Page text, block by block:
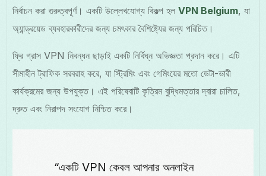
নির্বাচন করা গুরুত্বপূর্ণ। একটি উল্লেখযোগ্য বিকল্প হলVPN Belgium, যা
অ্যান্ড্রয়েড ব্যবহারকারীদের জন্য চমৎকার বৈশিষ্ট্যের জন্য পরিচিত।
ফ্রি গ্রাস VPN নিবন্ধন ছাড়াই একটি নির্বিঘ্ন অভিজ্ঞতা প্রদান করে। এটি
সীমাহীন ট্রাফিক সরবরাহ করে, যা স্ট্রিমিং এবং গেমিংয়ের মতো ডেটা-ভারী
কার্যক্রমের জন্য উপযুক্ত। এই পরিষেবাটি কৃত্রিম বুদ্ধিমত্তার দ্বারা চালিত,
দ্রুত এবং নিরাপদ সংযোগ নিশ্চিত করে।
“একটি VPN কেবল আপনার অনলাইন